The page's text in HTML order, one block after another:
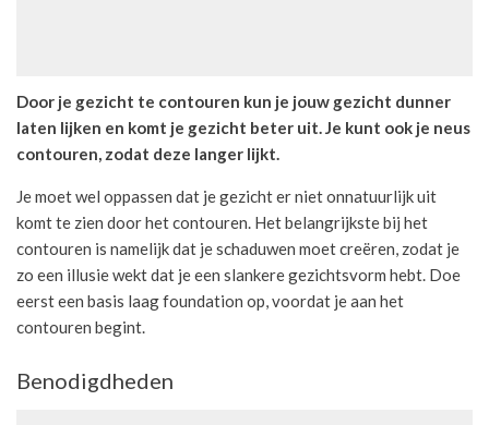
Door je gezicht te contouren kun je jouw gezicht dunner
laten lijken en komt je gezicht beter uit. Je kunt ook je neus
contouren, zodat deze langer lijkt.
Je moet wel oppassen dat je gezicht er niet onnatuurlijk uit
komt te zien door het contouren. Het belangrijkste bij het
contouren is namelijk dat je schaduwen moet creëren, zodat je
zo een illusie wekt dat je een slankere gezichtsvorm hebt. Doe
eerst een basis laag foundation op, voordat je aan het
contouren begint.
Benodigdheden